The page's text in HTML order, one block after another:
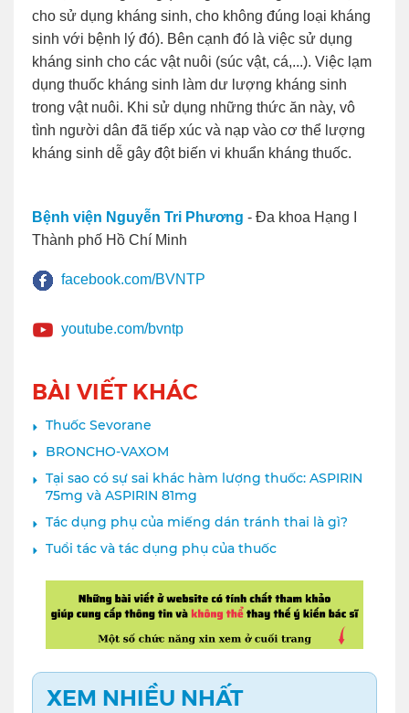
cho sử dụng kháng sinh, cho không đúng loại kháng
sinh với bệnh lý đó). Bên cạnh đó là việc sử dụng
kháng sinh cho các vật nuôi (súc vật, cá,...). Việc lạm
dụng thuốc kháng sinh làm dư lượng kháng sinh
trong vật nuôi. Khi sử dụng những thức ăn này, vô
tình người dân đã tiếp xúc và nạp vào cơ thể lượng
kháng sinh dễ gây đột biến vi khuẩn kháng thuốc.
Bệnh viện Nguyễn Tri Phương - Đa khoa Hạng I
Thành phố Hồ Chí Minh
facebook.com/BVNTP
youtube.com/bvntp
BÀI VIẾT KHÁC
Thuốc Sevorane
BRONCHO-VAXOM
Tại sao có sự sai khác hàm lượng thuốc: ASPIRIN
75mg và ASPIRIN 81mg
Tác dụng phụ của miếng dán tránh thai là gì?
Tuổi tác và tác dụng phụ của thuốc
XEM NHIỀU NHẤT